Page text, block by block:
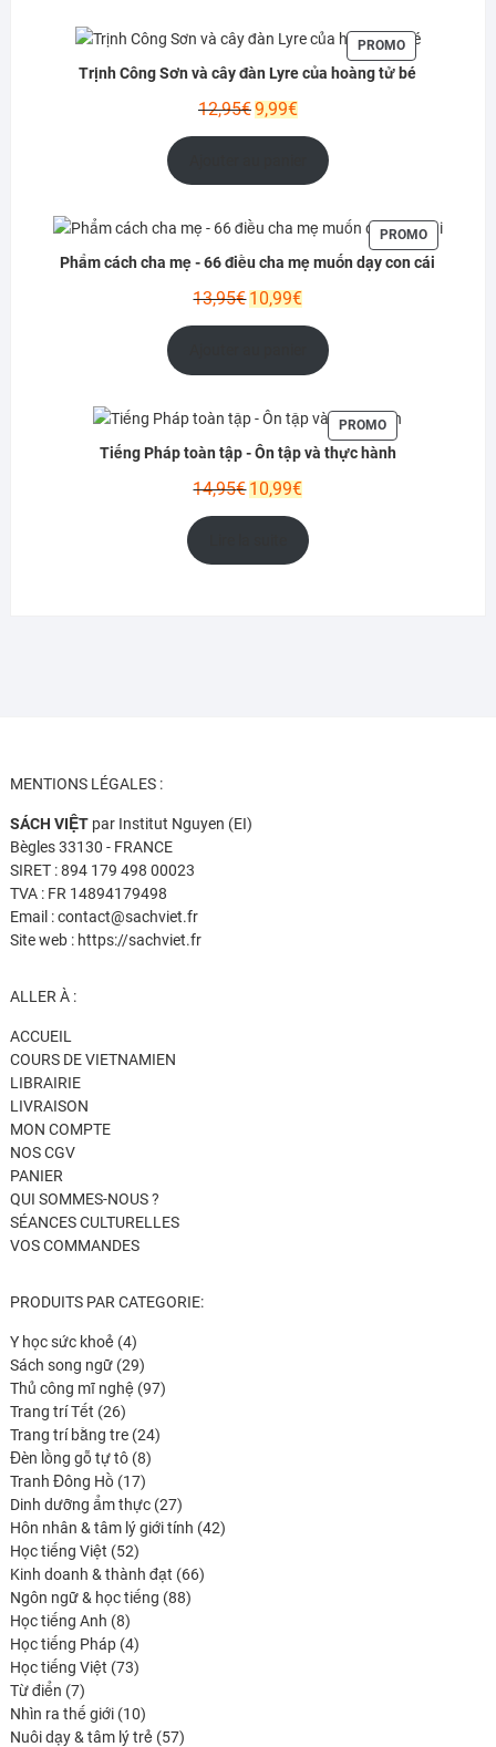
PROMOPRODUIT
EN
Trịnh Công Sơn và cây đàn Lyre của hoàng tử bé
12,95€Le
9,99€Le
actuel
est :
PROMOPRODUIT
EN
Phẩm cách cha mẹ - 66 điều cha mẹ muốn dạy con cái
13,95€Le
10,99€Le
actuel
est :
PROMOPRODUIT
EN
Tiếng Pháp toàn tập - Ôn tập và thực hành
14,95€Le
10,99€Le
actuel
est :
MENTIONS LÉGALES :
SÁCH VIỆTpar Institut Nguyen (EI)
Bègles 33130 - FRANCE
SIRET : 894 179 498 00023
TVA : FR 14894179498
Email : contact@sachviet.fr
Site web : https://sachviet.fr
ALLER À :
ACCUEIL
COURS DE VIETNAMIEN
LIBRAIRIE
LIVRAISON
MON COMPTE
NOS CGV
PANIER
QUI SOMMES-NOUS ?
SÉANCES CULTURELLES
VOS COMMANDES
PRODUITS PAR CATEGORIE:
Y học sức khoẻ 44
produits
Sách song ngữ 2929
produits
Thủ công mĩ nghệ 9797
Trang trí Tết 2626
produits
Trang trí bằng tre 2424
Đèn lồng gỗ tự tô 88
produits
Tranh Đông Hồ 1717
produits
Dinh dưỡng ẩm thực 2727
produits
Hôn nhân & tâm lý giới tính 4242
Học tiếng Việt 5252
produits
Kinh doanh & thành đạt 6666
Ngôn ngữ & học tiếng 8888
Học tiếng Anh 88
produits
Học tiếng Pháp 44
produits
Học tiếng Việt 7373
Từ điển 77
produits
Nhìn ra thế giới 1010
produits
Nuôi dạy & tâm lý trẻ 5757